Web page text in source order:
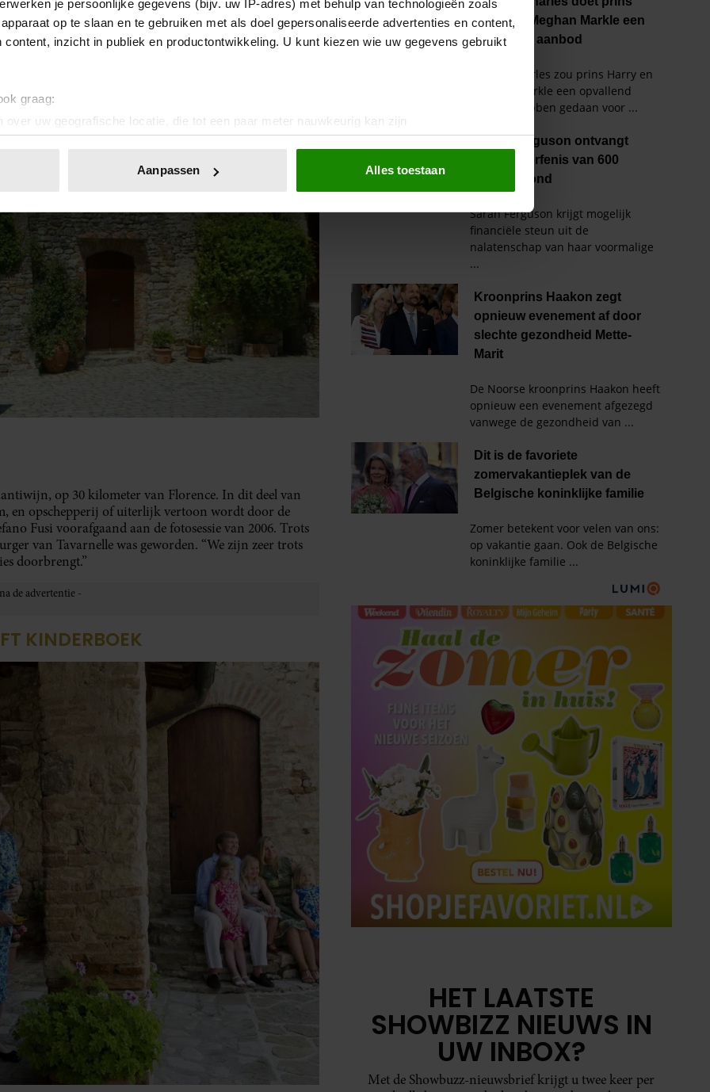
je persoonlijke gegevens (bijv. uw IP-adres) met behulp van technologieën zoals
op te slaan en te gebruiken met als doel gepersonaliseerde advertenties en content,
content, inzicht in publiek en productontwikkeling. U kunt kiezen wie uw gegevens gebruikt
graag:
over uw geografische locatie, die tot een paar meter nauwkeurig kan zijn
door het actief te scannen op specifieke eigenschappen (fingerprinting)
of intrekken in de Cookieverklaring.
en advertenties te personaliseren, om functies voor social media te bieden en om ons
Ook delen we informatie over uw gebruik van onze site met onze partners voor social
Deze partners kunnen deze gegevens combineren met andere informatie die u aan ze heeft
op basis van uw gebruik van hun services. U gaat akkoord met onze cookies als u
Aanpassen Alles toestaan
op 30 kilometer van Florence. In dit deel van
en opschepperij of uiterlijk vertoon wordt door de
Fusi voorafgaand aan de fotosessie van 2006. Trots
van Tavarnelle was geworden. “We zijn zeer trots
doorbrengt.”
KINDERBOEK
HET LAATSTE
SHOWBIZZ NIEUWS IN
UW INBOX?
Met de Showbuzz-nieuwsbrief krijgt u twee keer per